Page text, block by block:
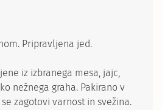
Pripravljena jed.
iz izbranega mesa, jajc,
nežnega graha. Pakirano v
zagotovi varnost in svežina.